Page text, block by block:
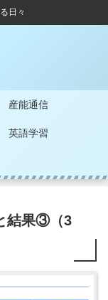
日々
産能通信
英語学習
結果③（3